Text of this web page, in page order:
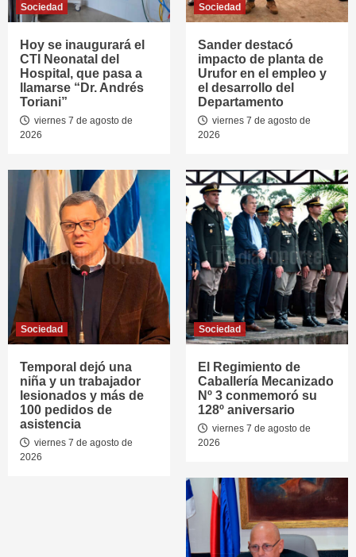
Sociedad
Hoy se inaugurará el
CTI Neonatal del
Hospital, que pasa a
llamarse “Dr. Andrés
Toriani”
viernes 7 de agosto de
2026
Sociedad
Sander destacó
impacto de planta de
Urufor en el empleo y
el desarrollo del
Departamento
viernes 7 de agosto de
2026
Sociedad
Temporal dejó una
niña y un trabajador
lesionados y más de
100 pedidos de
asistencia
viernes 7 de agosto de
2026
Sociedad
El Regimiento de
Caballería Mecanizado
Nº 3 conmemoró su
128º aniversario
viernes 7 de agosto de
2026